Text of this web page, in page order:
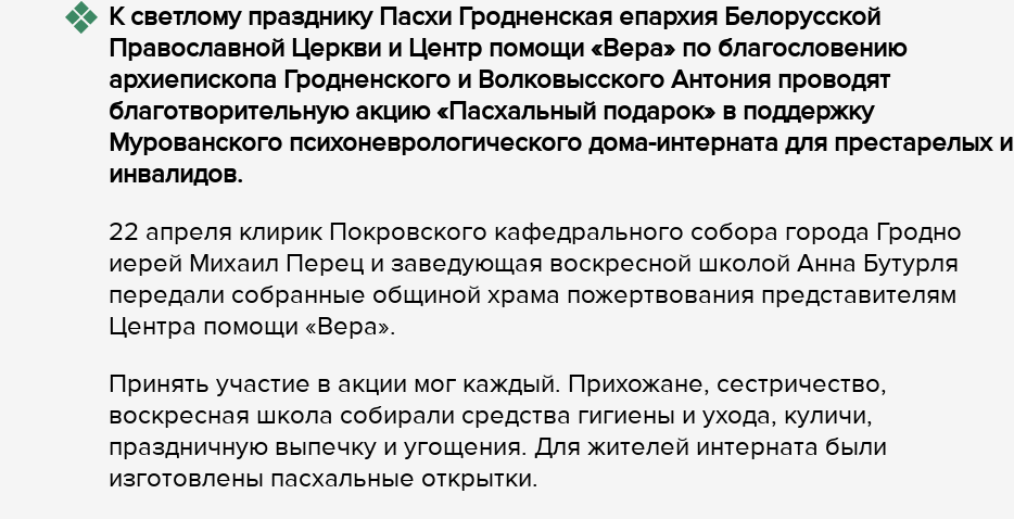
К светлому празднику Пасхи Гродненская епархия Белорусской
Православной Церкви и Центр помощи «Вера» по благословению
архиепископа Гродненского и Волковысского Антония проводят
благотворительную акцию «Пасхальный подарок» в поддержку
Мурованского психоневрологического дома-интерната для престарелых и
инвалидов.
22 апреля клирик Покровского кафедрального собора города Гродно
иерей Михаил Перец и заведующая воскресной школой Анна Бутурля
передали собранные общиной храма пожертвования представителям
Центра помощи «Вера».
Принять участие в акции мог каждый. Прихожане, сестричество,
воскресная школа собирали средства гигиены и ухода, куличи,
праздничную выпечку и угощения. Для жителей интерната были
изготовлены пасхальные открытки.